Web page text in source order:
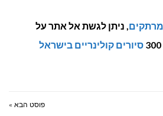
מרתקים, ניתן לגשת אל אתר על
סיורים קולינריים בישראל
פוסט הבא »